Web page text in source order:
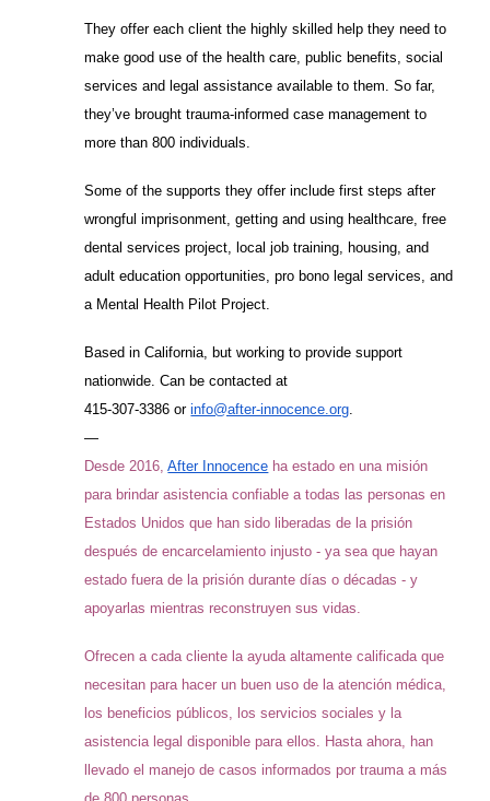
They offer each client the highly skilled help they need to
make good use of the health care, public benefits, social
services and legal assistance available to them. So far,
they’ve brought trauma-informed case management to
more than 800 individuals.
Some of the supports they offer include first steps after
wrongful imprisonment, getting and using healthcare, free
dental services project, local job training, housing, and
adult education opportunities, pro bono legal services, and
a Mental Health Pilot Project.
Based in California, but working to provide support
nationwide. Can be contacted at
415-307-3386 orinfo@after-innocence.org.
—
Desde 2016, After Innocence ha estado en una misión
para brindar asistencia confiable a todas las personas en
Estados Unidos que han sido liberadas de la prisión
después de encarcelamiento injusto - ya sea que hayan
estado fuera de la prisión durante días o décadas - y
apoyarlas mientras reconstruyen sus vidas.
Ofrecen a cada cliente la ayuda altamente calificada que
necesitan para hacer un buen uso de la atención médica,
los beneficios públicos, los servicios sociales y la
asistencia legal disponible para ellos. Hasta ahora, han
llevado el manejo de casos informados por trauma a más